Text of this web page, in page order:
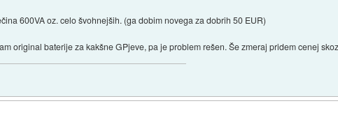
600VA oz. celo švohnejših. (ga dobim novega za dobrih 50 EUR)
original baterije za kakšne GPjeve, pa je problem rešen. Še zmeraj pridem cenej